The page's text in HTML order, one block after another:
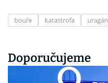
bouře katastrofa uragán
Doporučujeme